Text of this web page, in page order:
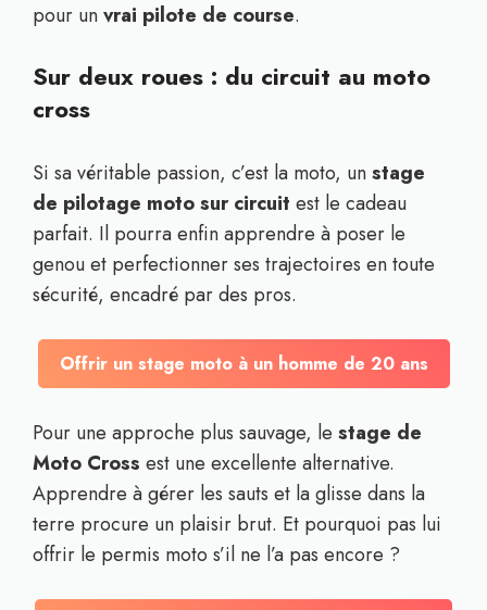
pour unvrai pilote de course.
Sur deux roues : du circuit au moto
cross
Si sa véritable passion, c’est la moto, unstage
de pilotage moto sur circuit est le cadeau
parfait. Il pourra enfin apprendre à poser le
genou et perfectionner ses trajectoires en toute
sécurité, encadré par des pros.
Offrir un stage moto à un homme de 20 ans
Pour une approche plus sauvage, le stage de
Moto Cross est une excellente alternative.
Apprendre à gérer les sauts et la glisse dans la
terre procure un plaisir brut. Et pourquoi pas lui
offrir le permis moto s’il ne l’a pas encore ?